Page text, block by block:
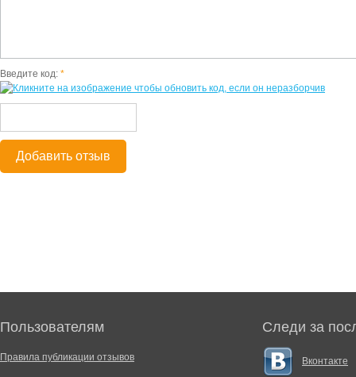
Введите код: *
Добавить отзыв
Пользователям
Правила публикации отзывов
Следи за
Вконтакте